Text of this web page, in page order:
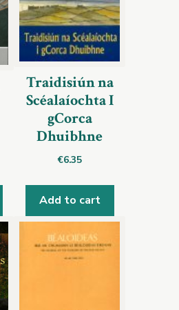
Traidisiún na
Scéalaíochta I
gCorca
Dhuibhne
€6.35
Add to cart